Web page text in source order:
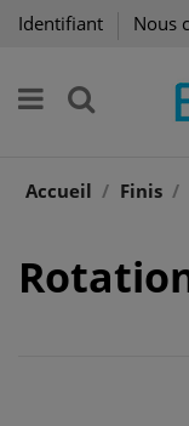
Identifiant Nous
Accueil Finis